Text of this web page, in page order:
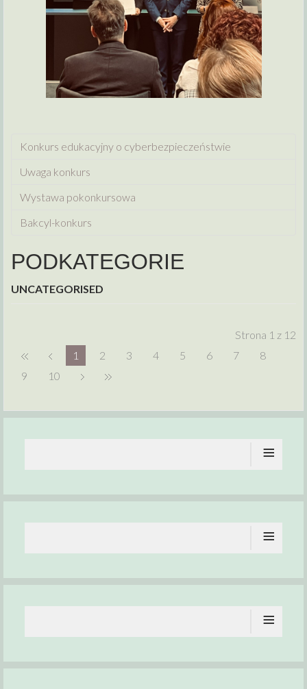
Konkurs edukacyjny o cyberbezpieczeństwie
Uwaga konkurs
Wystawa pokonkursowa
Bakcyl-konkurs
PODKATEGORIE
UNCATEGORISED
Strona 1 z 12
1
2 3 4 5 6 7
8
9
10
≡
≡
≡